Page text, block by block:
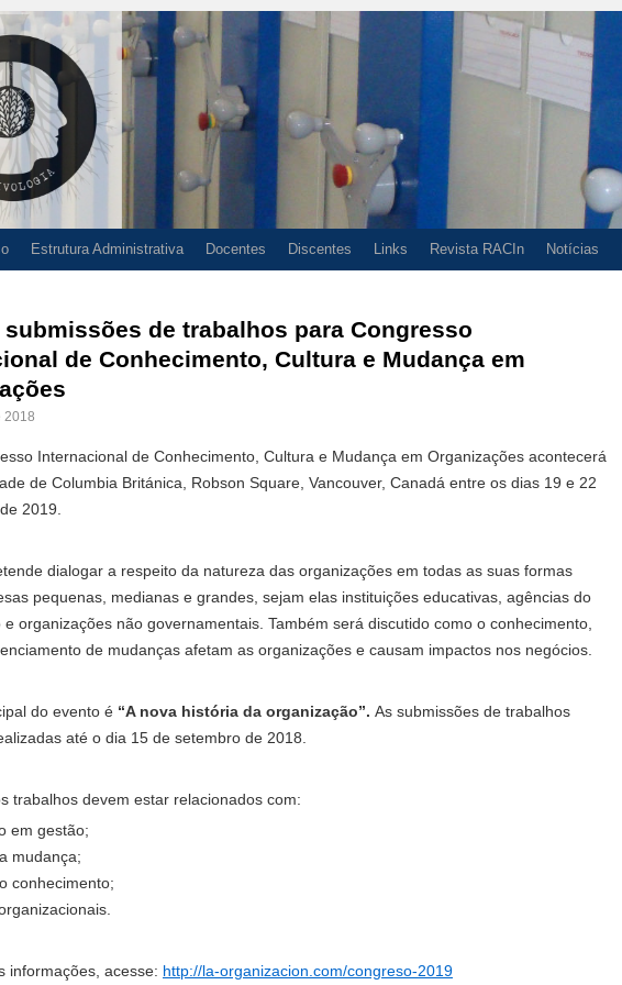
Estrutura Administrativa Docentes Discentes Links Revista RACIn Notícias
submissões de trabalhos para Congresso
de Conhecimento, Cultura e Mudança em
2018
Internacional de Conhecimento, Cultura e Mudança em Organizações acontecerá
de Columbia Británica, Robson Square, Vancouver, Canadá entre os dias 19 e 22
2019.
dialogar a respeito da natureza das organizações em todas as suas formas
pequenas, medianas e grandes, sejam elas instituições educativas, agências do
e organizações não governamentais. Também será discutido como o conhecimento,
de mudanças afetam as organizações e causam impactos nos negócios.
do evento é “A nova história da organização”. As submissões de trabalhos
até o dia 15 de setembro de 2018.
trabalhos devem estar relacionados com:
em gestão;
mudança;
conhecimento;
informações, acesse: http://la-organizacion.com/congreso-2019